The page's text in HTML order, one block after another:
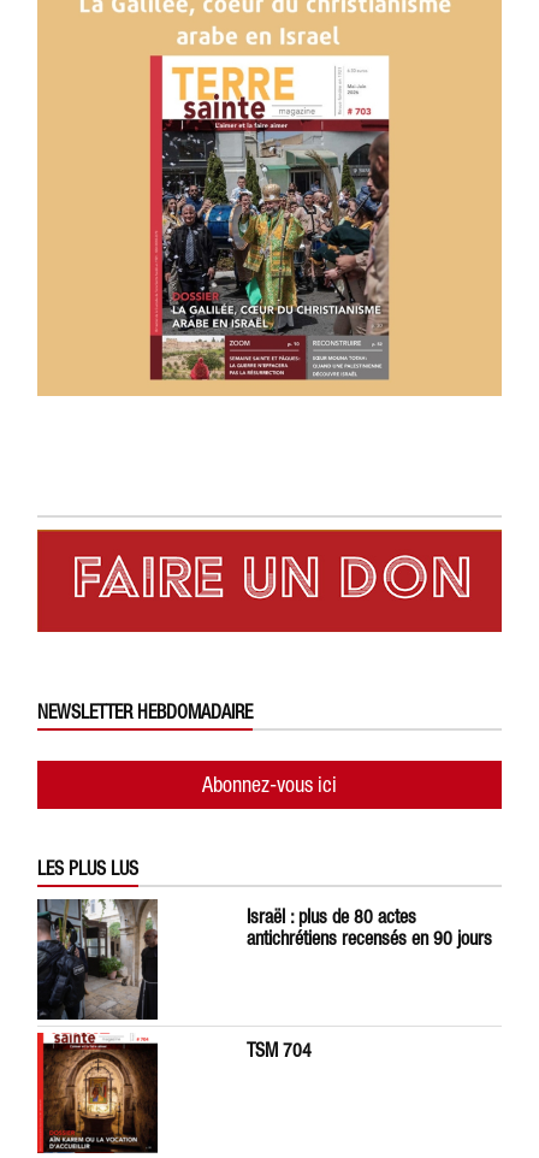
NEWSLETTER HEBDOMADAIRE
Abonnez-vous ici
LES PLUS LUS
Israël : plus de 80 actes
antichrétiens recensés en 90 jours
TSM 704